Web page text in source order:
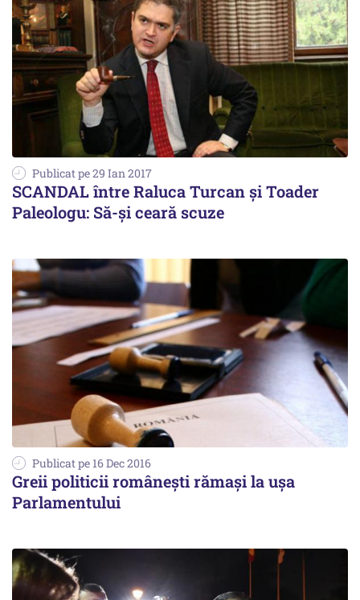
Publicat pe 29 Ian 2017
SCANDAL între Raluca Turcan și Toader
Paleologu: Să-şi ceară scuze
Publicat pe 16 Dec 2016
Greii politicii românești rămași la ușa
Parlamentului